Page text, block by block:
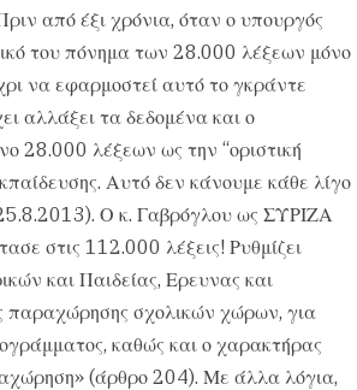
από έξι χρόνια, όταν ο υπουργός
του πόνημα των 28.000 λέξεων μόνο
να εφαρμοστεί αυτό το γκράντε
αλλάξει τα δεδομένα και ο
28.000 λέξεων ως την “οριστική
Αυτό δεν κάνουμε κάθε λίγο
25.8.2013). Ο κ. Γαβρόγλου ως ΣΥΡΙΖΑ
στις 112.000 λέξεις! Ρυθμίζει
και Παιδείας, Ερευνας και
παραχώρησης σχολικών χώρων, για
καθώς και ο χαρακτήρας
(άρθρο 204). Με άλλα λόγια,